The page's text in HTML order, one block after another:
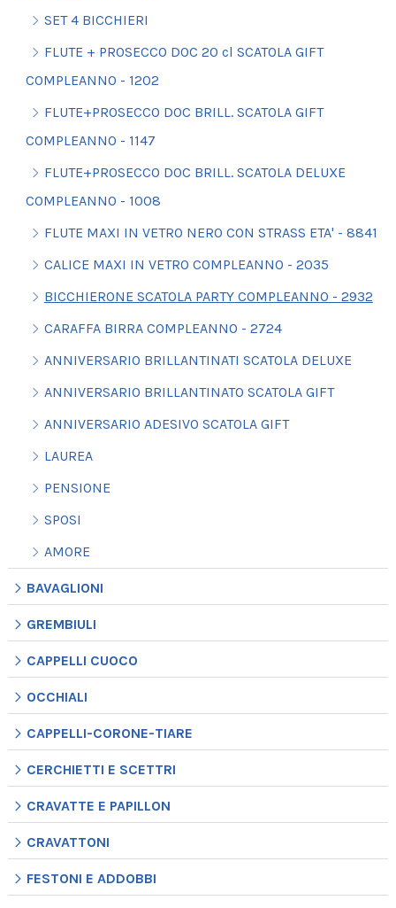
SET 4 BICCHIERI
FLUTE + PROSECCO DOC 20 cl SCATOLA GIFT
COMPLEANNO - 1202
FLUTE+PROSECCO DOC BRILL. SCATOLA GIFT
COMPLEANNO - 1147
FLUTE+PROSECCO DOC BRILL. SCATOLA DELUXE
COMPLEANNO - 1008
FLUTE MAXI IN VETRO NERO CON STRASS ETA' - 8841
CALICE MAXI IN VETRO COMPLEANNO - 2035
BICCHIERONE SCATOLA PARTY COMPLEANNO - 2932
CARAFFA BIRRA COMPLEANNO - 2724
ANNIVERSARIO BRILLANTINATI SCATOLA DELUXE
ANNIVERSARIO BRILLANTINATO SCATOLA GIFT
ANNIVERSARIO ADESIVO SCATOLA GIFT
LAUREA
PENSIONE
SPOSI
AMORE
BAVAGLIONI
GREMBIULI
CAPPELLI CUOCO
OCCHIALI
CAPPELLI-CORONE-TIARE
CERCHIETTI E SCETTRI
CRAVATTE E PAPILLON
CRAVATTONI
FESTONI E ADDOBBI